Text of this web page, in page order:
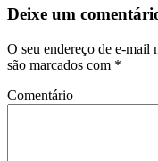
Deixe um
O seu endereço de e-mail
são marcados com *
Comentário